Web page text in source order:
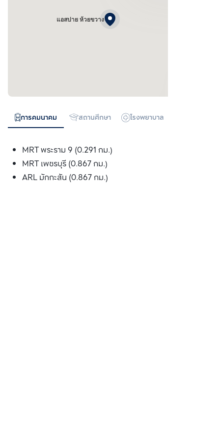
แอสปาย ห้วยขวาง
การคมนาคม สถานศึกษา โรงพยาบาล
MRT พระราม 9 (0.291 กม.)
MRT เพชรบุรี (0.867 กม.)
ARL มักกะสัน (0.867 กม.)